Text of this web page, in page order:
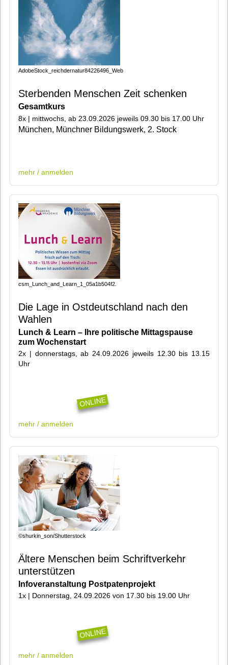
AdobeStock_reichdernatur84226496_Web
Sterbenden Menschen Zeit schenken
Gesamtkurs
8x | mittwochs, ab 23.09.2026 jeweils 09.30 bis 17.00 Uhr
München, Münchner Bildungswerk, 2. Stock
mehr / anmelden
csm_Lunch_and_Learn_1_05a1b504f2.
Die Lage in Ostdeutschland nach den
Wahlen
Lunch & Learn – Ihre politische Mittagspause
zum Wochenstart
2x | donnerstags, ab 24.09.2026 jeweils 12.30 bis 13.15
Uhr
ONLINE
mehr / anmelden
©shurkin_son/Shutterstock
Ältere Menschen beim Schriftverkehr
unterstützen
Infoveranstaltung Postpatenprojekt
1x | Donnerstag, 24.09.2026 von 17.30 bis 19.00 Uhr
ONLINE
mehr / anmelden